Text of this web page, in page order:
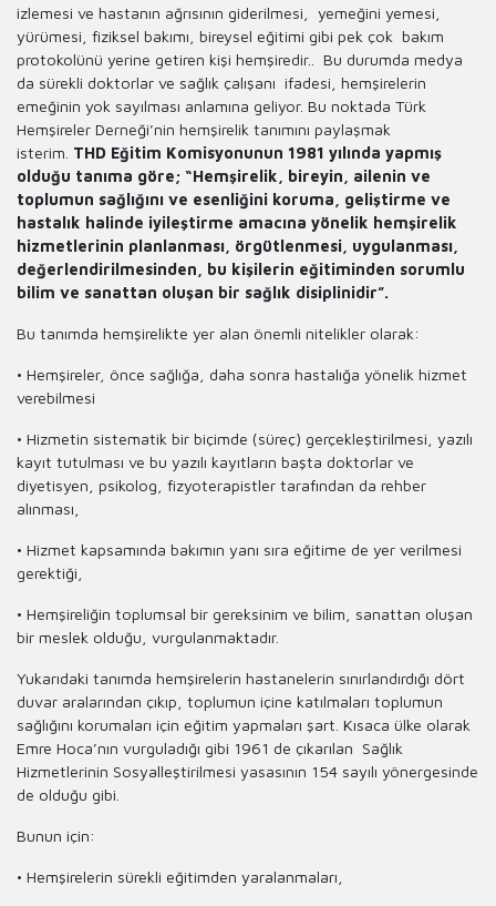
izlemesi ve hastanın ağrısının giderilmesi, yemeğini yemesi,
yürümesi, fiziksel bakımı, bireysel eğitimi gibi pek çok bakım
protokolünü yerine getiren kişi hemşiredir.. Bu durumda medya
da sürekli doktorlar ve sağlık çalışanı ifadesi, hemşirelerin
emeğinin yok sayılması anlamına geliyor. Bu noktada Türk
Hemşireler Derneği’nin hemşirelik tanımını paylaşmak
isterim. THD Eğitim Komisyonunun 1981 yılında yapmış
olduğu tanıma göre; “Hemşirelik, bireyin, ailenin ve
toplumun sağlığını ve esenliğini koruma, geliştirme ve
hastalık halinde iyileştirme amacına yönelik hemşirelik
hizmetlerinin planlanması, örgütlenmesi, uygulanması,
değerlendirilmesinden, bu kişilerin eğitiminden sorumlu
bilim ve sanattan oluşan bir sağlık disiplinidir”.
Bu tanımda hemşirelikte yer alan önemli nitelikler olarak:
• Hemşireler, önce sağlığa, daha sonra hastalığa yönelik hizmet
verebilmesi
• Hizmetin sistematik bir biçimde (süreç) gerçekleştirilmesi, yazılı
kayıt tutulması ve bu yazılı kayıtların başta doktorlar ve
diyetisyen, psikolog, fizyoterapistler tarafından da rehber
alınması,
• Hizmet kapsamında bakımın yanı sıra eğitime de yer verilmesi
gerektiği,
• Hemşireliğin toplumsal bir gereksinim ve bilim, sanattan oluşan
bir meslek olduğu, vurgulanmaktadır.
Yukarıdaki tanımda hemşirelerin hastanelerin sınırlandırdığı dört
duvar aralarından çıkıp, toplumun içine katılmaları toplumun
sağlığını korumaları için eğitim yapmaları şart. Kısaca ülke olarak
Emre Hoca’nın vurguladığı gibi 1961 de çıkarılan Sağlık
Hizmetlerinin Sosyalleştirilmesi yasasının 154 sayılı yönergesinde
de olduğu gibi.
Bunun için:
• Hemşirelerin sürekli eğitimden yaralanmaları,